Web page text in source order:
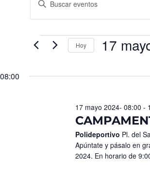
de
búsqueda
vistas
palabra
clave.
para
la
palabra
Hoy 17
08:00
17 mayo 2024- 08:00 -
Polideportivo Pl. del
Apúntate y pásalo en
2024. En horario de